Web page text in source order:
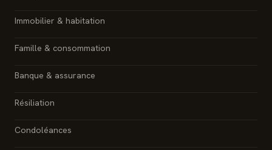
Immobilier & habitation
Famille & consommation
Banque & assurance
Résiliation
Condoléances